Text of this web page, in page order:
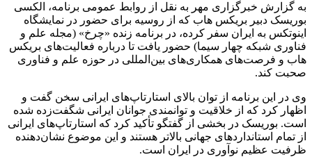
به گزارش خبرگزاری مهر به نقل از روابط عمومی برنامه، الکسی
بوریسک دبیر بریکس هاب که از روسیه برای حضور در نمایشگاه
اینوتکس به ایران سفر کرده، در برنامه زنده «چرخ» (مجله علم و
فناوری شبکه چهار سیما) حضور یافت تا درباره فعالیت‌های بریکس
هاب و فرصت‌های همکاری‌های بین‌المللی در حوزه علم و فناوری
صحبت کند.
وی در این برنامه از توان بالای استارتاپ‌های ایرانی سخن گفت و
اظهار کرد که از خلاقیت و توانمندی جوانان ایرانی شگفت‌زده شده
است. بوریسک در بخشی از گفتگو تأکید کرد که استارتاپ‌های ایرانی
از تمام استانداردهای جهانی بالاتر هستند و این موضوع نشان‌دهنده
ظرفیت عظیم نوآوری در ایران است.